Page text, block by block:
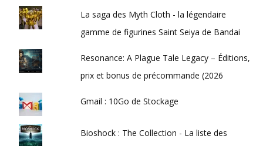
La saga des Myth Cloth - la légendaire
gamme de figurines Saint Seiya de Bandai
Resonance: A Plague Tale Legacy – Éditions,
prix et bonus de précommande (2026
Gmail : 10Go de Stockage
Bioshock : The Collection - La liste des